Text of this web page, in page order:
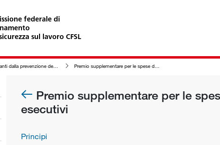
federale di
sul lavoro CFSL
infortuni sul lavoro e delle malattie professionali (della sicurezza sul lavoro) Premio supplementare per le spese degli organi esecutivi
Premio supplementare per le
esecutivi
Principi